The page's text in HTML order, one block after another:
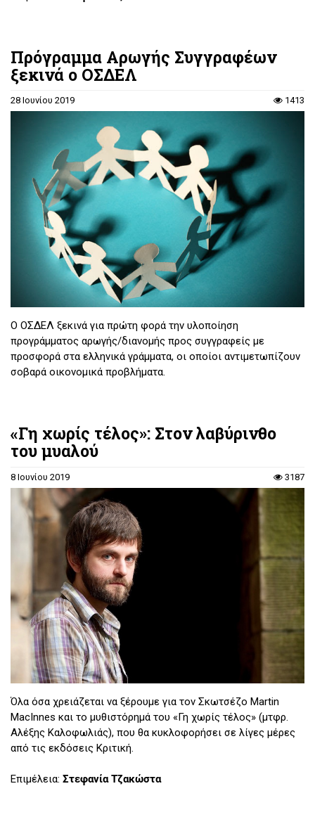
Πρόγραμμα Αρωγής Συγγραφέων
ξεκινά ο ΟΣΔΕΛ
28 Ιουνίου 2019 1413
Ο ΟΣΔΕΛ ξεκινά για πρώτη φορά την υλοποίηση
προγράμματος αρωγής/διανομής προς συγγραφείς με
προσφορά στα ελληνικά γράμματα, οι οποίοι αντιμετωπίζουν
σοβαρά οικονομικά προβλήματα.
«Γη χωρίς τέλος»: Στον λαβύρινθο
του μυαλού
8 Ιουνίου 2019 3187
Όλα όσα χρειάζεται να ξέρουμε για τον Σκωτσέζο Martin
MacInnes και το μυθιστόρημά του «Γη χωρίς τέλος» (μτφρ.
Αλέξης Καλοφωλιάς), που θα κυκλοφορήσει σε λίγες μέρες
από τις εκδόσεις Κριτική.
Επιμέλεια: Στεφανία Τζακώστα